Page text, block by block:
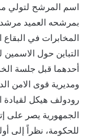
اسم المرشح لتولي
بمرشحه العميد
المخابرات في
التباين حول
أحدهما قبل جلسة
ومديرية قوى الامن
رودولف هيكل
الجمهورية يصر على
للحكومة، نظراً إلى